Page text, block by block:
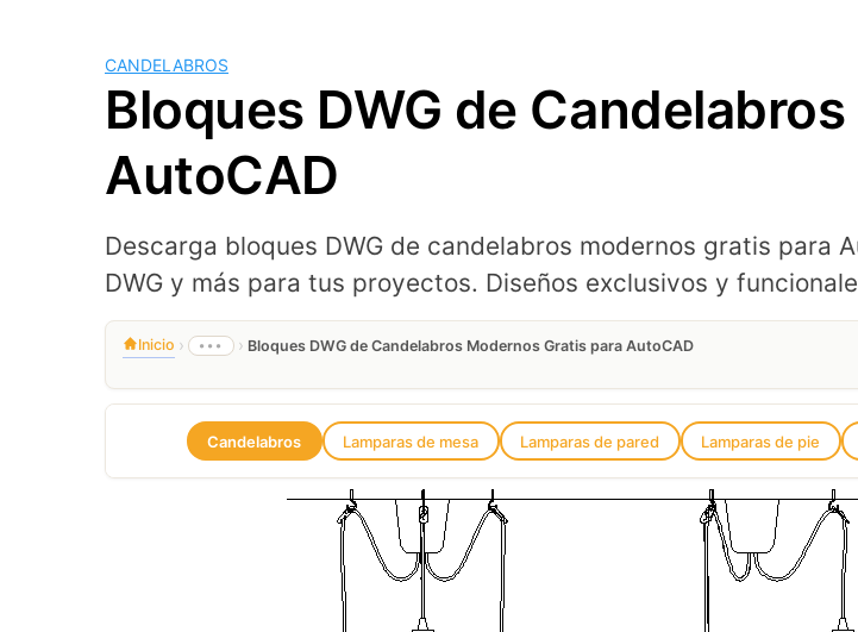
CANDELABROS
Bloques DWG de
AutoCAD
Descarga bloques DWG de candelabros modernos gratis para
DWG y más para tus proyectos. Diseños exclusivos y
Inicio › ••• › Bloques DWG de Candelabros Modernos Gratis para AutoCAD
Candelabros Lamparas de mesa Lamparas de pared Lamparas de pie